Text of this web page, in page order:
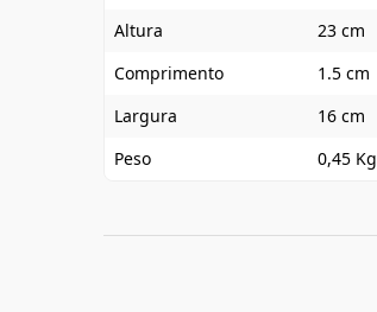
Altura
23 cm
Comprimento
1.5 cm
Largura
16 cm
Peso
0,45 Kg